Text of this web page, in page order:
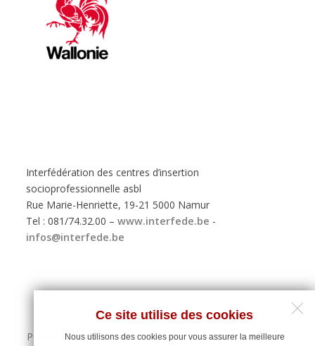
Ce site utilise des cookies
Nous utilisons des cookies pour vous assurer la meilleure
Interfédération des centres d’insertion
socioprofessionnelle asbl
Rue Marie-Henriette, 19-21 5000 Namur
Tel : 081/74.32.00 –www.interfede.be -
infos@interfede.be
Politique de protection des données personnelles